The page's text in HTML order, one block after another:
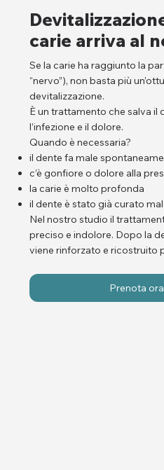
carie arriva al
Se la carie ha raggiunto la
“nervo”), non basta più
devitalizzazione.
È un trattamento che salva il
l’infezione e il dolore.
Quando è necessaria?
il dente fa male
c’è gonfiore o dolore alla
la carie è molto profonda
il dente è stato già curato
Nel nostro studio il
preciso e indolore. Dopo la
viene rinforzato e ricostruito
Prenota